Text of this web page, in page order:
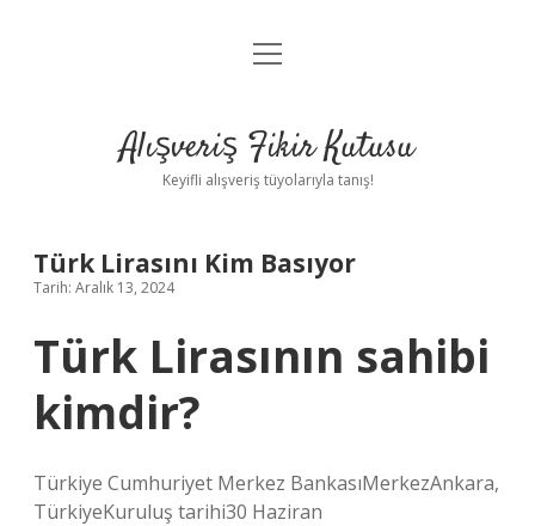
Anasayfa
Yasal Uyarı
menüyü
Alışveriş Fikir Kutusu
Keyifli alışveriş tüyolarıyla tanış!
Türk Lirasını Kim Basıyor
Tarih: Aralık 13, 2024
Türk Lirasının sahibi
kimdir?
Türkiye Cumhuriyet Merkez BankasıMerkezAnkara,
TürkiyeKuruluş tarihi30 Haziran